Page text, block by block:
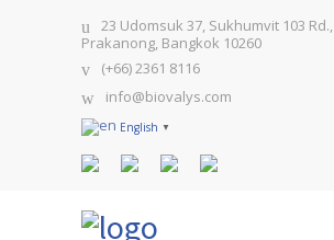
23 Udomsuk 37, Sukhumvit 103 Rd.,
Prakanong, Bangkok 10260
(+66) 2361 8116
info@biovalys.com
English ▼